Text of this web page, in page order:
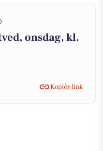
onsdag, kl.
Kopiér link